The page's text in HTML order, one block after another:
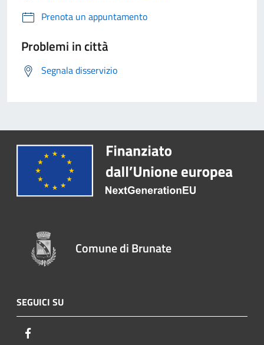
Prenota un appuntamento
Problemi in città
Segnala disservizio
Comune di Brunate
SEGUICI SU